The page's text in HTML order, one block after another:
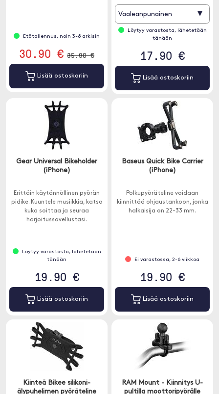
Etätallennus, noin 3-8 arkisin
30.90 € 35.90 €
Lisää ostoskoriin
Vaaleanpunainen ▾
Löytyy varastosta, lähetetään
tänään
17.90 €
Lisää ostoskoriin
Gear Universal Bikeholder
(iPhone)
Erittäin käytännöllinen pyörän
pidike. Kuuntele musiikkia, katso
kuka soittaa ja seuraa
harjoitussovellustasi.
Löytyy varastosta, lähetetään
tänään
19.90 €
Lisää ostoskoriin
Baseus Quick Bike Carrier
(iPhone)
Polkupyöräteline voidaan
kiinnittää ohjaustankoon, jonka
halkaisija on 22-33 mm.
Ei varastossa, 2-6 viikkoa
19.90 €
Lisää ostoskoriin
Kiinteä Bikee silikoni-
älypuhelimen pyöräteline
RAM Mount - Kiinnitys U-
pultilla moottoripyörälle